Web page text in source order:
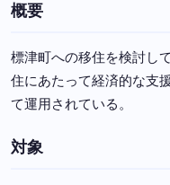
概要
標津町への移住を検討し
住にあたって経済的な支
て運用されている。
対象